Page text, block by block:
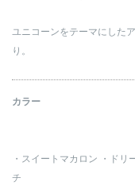
ユニコーンをテーマにした
り。
カラー
・スイートマカロン ・ドリ
チ